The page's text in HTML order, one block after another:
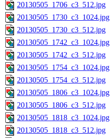
20130505_1706_c3_512.jpg
20130505_1730_c3_1024.jpg
20130505_1730_c3_512.jpg
20130505_1742_c3_1024.jpg
20130505_1742_c3_512.jpg
20130505_1754_c3_1024.jpg
20130505_1754_c3_512.jpg
20130505_1806_c3_1024.jpg
20130505_1806_c3_512.jpg
20130505_1818_c3_1024.jpg
20130505_1818_c3_512.jpg